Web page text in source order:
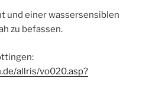
und einer wassersensiblen
zu befassen.
allris/vo020.asp?